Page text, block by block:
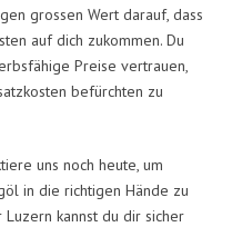
grossen Wert darauf, dass
auf dich zukommen. Du
Preise vertrauen,
befürchten zu
uns noch heute, um
in die richtigen Hände zu
kannst du dir sicher